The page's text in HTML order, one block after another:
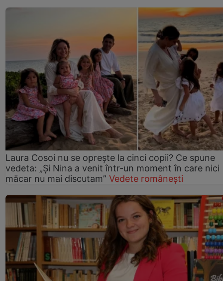
Laura Cosoi nu se oprește la cinci copii? Ce spune
vedeta: „Și Nina a venit într-un moment în care nici
măcar nu mai discutam” Vedete românești